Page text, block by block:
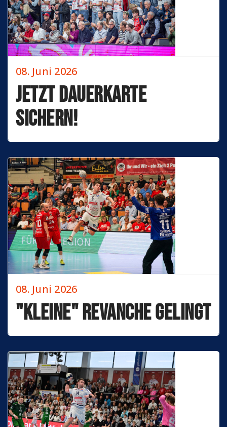
Jetzt Dauerkarte
sichern!
08. Juni 2026
"Kleine" Revanche gelingt
08. Juni 2026